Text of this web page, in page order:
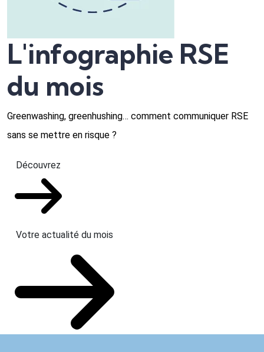
L'infographie RSE
du mois
Greenwashing, greenhushing… comment communiquer RSE
sans se mettre en risque ?
Découvrez
Votre actualité du mois